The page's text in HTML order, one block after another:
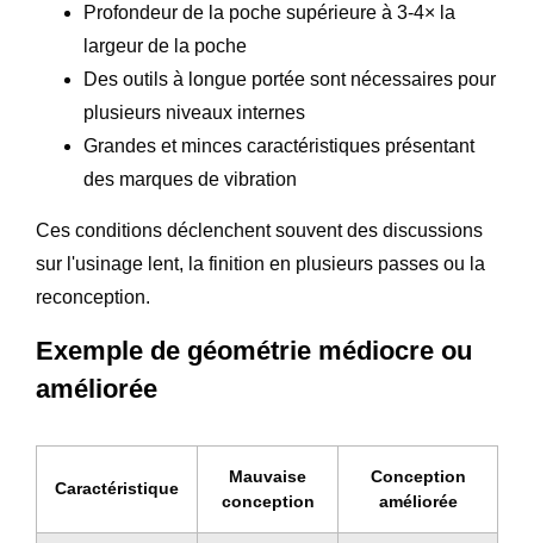
Profondeur de la poche supérieure à 3-4× la
largeur de la poche
Des outils à longue portée sont nécessaires pour
plusieurs niveaux internes
Grandes et minces caractéristiques présentant
des marques de vibration
Ces conditions déclenchent souvent des discussions
sur l'usinage lent, la finition en plusieurs passes ou la
reconception.
Exemple de géométrie médiocre ou
améliorée
Caractéristique
Mauvaise
conception
Conception
améliorée